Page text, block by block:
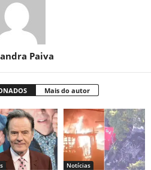
Paiva
Mais do autor
Notícias